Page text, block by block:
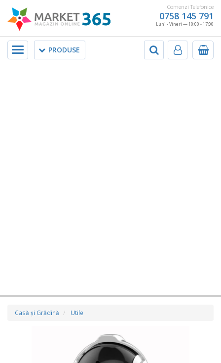
Comenzi Telefonice
0758 145 791
Luni - Vineri — 10:00 - 17:00
PRODUSE
Meniu
Casă şi Grădină Utile